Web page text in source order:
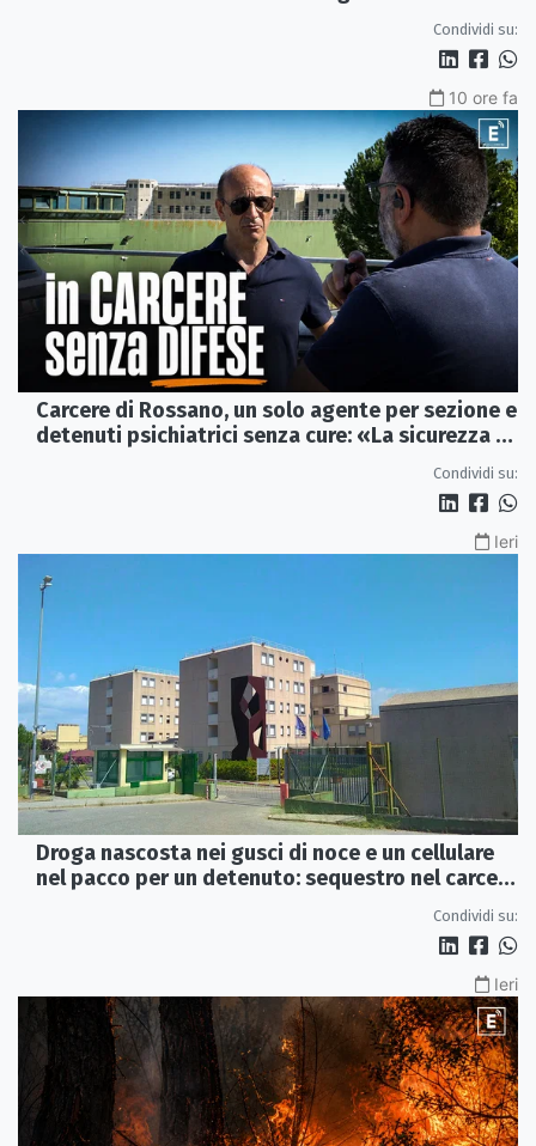
Condividi su:
10 ore fa
Carcere di Rossano, un solo agente per sezione e
detenuti psichiatrici senza cure: «La sicurezza è
Condividi su:
Ieri
Droga nascosta nei gusci di noce e un cellulare
nel pacco per un detenuto: sequestro nel carcere
Condividi su:
Ieri